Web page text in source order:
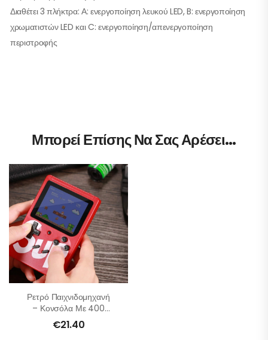
Διαθέτει 3 πλήκτρα: Α: ενεργοποίηση λευκού LED, B: ενεργοποίηση
χρωματιστών LED και C: ενεργοποίηση/απενεργοποίηση
περιστροφής
Μπορεί Επίσης Να Σας Αρέσει…
Ρετρό Παιχνιδομηχανή
– Κονσόλα Με 400
Παιχνίδια
€21.40